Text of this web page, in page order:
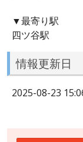
▼最寄り駅
四ツ谷駅
情報更新日
2025-08-23